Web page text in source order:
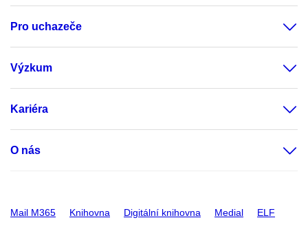
Pro uchazeče
Výzkum
Kariéra
O nás
Mail M365 Knihovna Digitální knihovna Medial ELF